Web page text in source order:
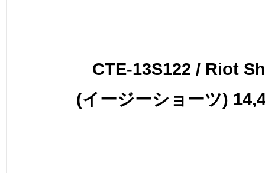
CTE-13S122 / Riot
(イージーショーツ)